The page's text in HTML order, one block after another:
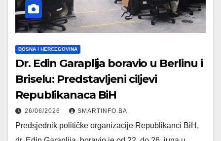
BOSNA I HERCEGOVINA
Dr. Edin Garaplija boravio u Berlinu i
Briselu: Predstavljeni ciljevi
Republikanaca BiH
26/06/2026 SMARTINFO.BA
Predsjednik političke organizacije Republikanci BiH,